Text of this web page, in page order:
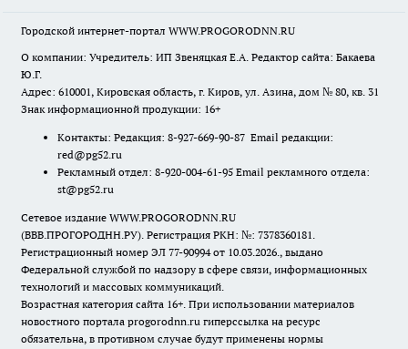
Городской интернет-портал WWW.PROGORODNN.RU
О компании: Учредитель: ИП Звеняцкая Е.А. Редактор сайта: Бакаева
Ю.Г.
Адрес: 610001, Кировская область, г. Киров, ул. Азина, дом № 80, кв. 31
Знак информационной продукции: 16+
Контакты: Редакция: 8-927-669-90-87 Email редакции:
red@pg52.ru
Рекламный отдел: 8-920-004-61-95 Email рекламного отдела:
st@pg52.ru
Сетевое издание WWW.PROGORODNN.RU
(ВВВ.ПРОГОРОДНН.РУ). Регистрация РКН: №: 7378360181.
Регистрационный номер ЭЛ 77-90994 от 10.03.2026., выдано
Федеральной службой по надзору в сфере связи, информационных
технологий и массовых коммуникаций.
Возрастная категория сайта 16+. При использовании материалов
новостного портала progorodnn.ru гиперссылка на ресурс
обязательна, в противном случае будут применены нормы